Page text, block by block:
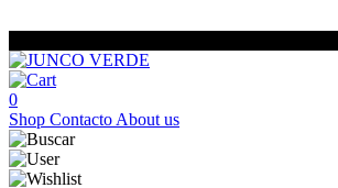
0
Shop Contacto About us